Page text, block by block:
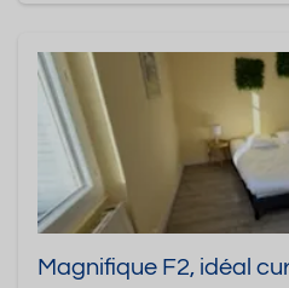
Magnifique F2, idéal